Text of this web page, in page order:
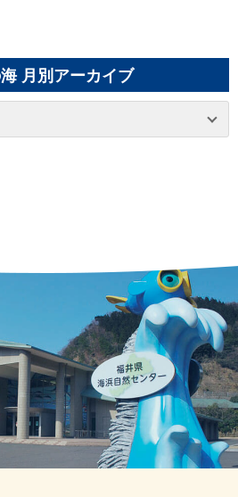
月別アーカイブ